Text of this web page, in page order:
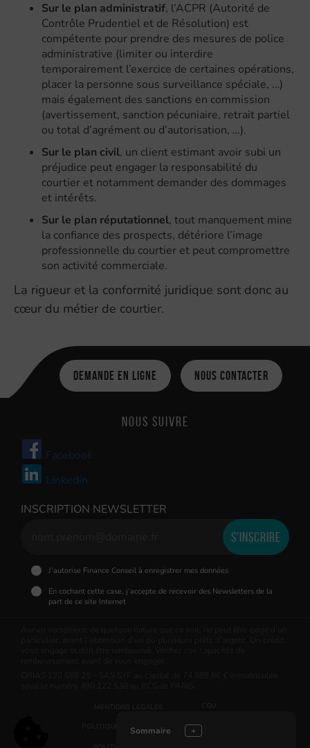
Sommaire
Sur le plan administratif, l’ACPR (Autorité de
Contrôle Prudentiel et de Résolution) est
compétente pour prendre des mesures de police
administrative (limiter ou interdire
temporairement l’exercice de certaines opérations,
placer la personne sous surveillance spéciale, …)
mais également des sanctions en commission
(avertissement, sanction pécuniaire, retrait partiel
ou total d’agrément ou d’autorisation, …).
Sur le plan civil, un client estimant avoir subi un
préjudice peut engager la responsabilité du
courtier et notamment demander des dommages
et intérêts.
Sur le plan réputationnel, tout manquement mine
la confiance des prospects, détériore l’image
professionnelle du courtier et peut compromettre
son activité commerciale.
La rigueur et la conformité juridique sont donc au
cœur du métier de courtier.
Demande en ligne Nous contacter
Nous suivre
Facebook
Linkedin
INSCRIPTION NEWSLETTER
J’autorise Finance Conseil à enregistrer mes données
En cochant cette case, j’accepte de recevoir des Newsletters de la
part de ce site Internet
POLITIQUE DE PROTECTION DES DONNÉES